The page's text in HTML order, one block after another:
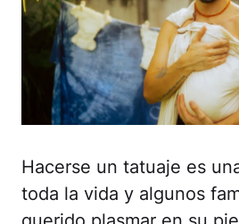
Hacerse un tatuaje es
toda la vida y algunos